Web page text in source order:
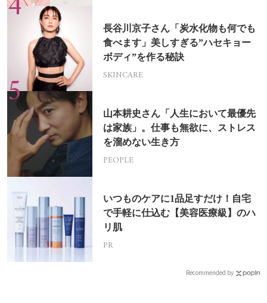
長谷川京子さん「炭水化物も何でも
食べます」美しすぎる”ハセキョー
ボディ”を作る秘訣
SKINCARE
山本耕史さん「人生において最優先
は家族」。仕事も無欲に、ストレス
を溜めない生き方
PEOPLE
いつものケアに1品足すだけ！自宅
で手軽に仕込む【美容医療級】のハ
リ肌
PR
Recommended by